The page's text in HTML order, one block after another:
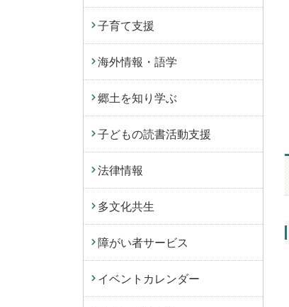
子育て支援
海外情報・語学
郷土を知り学ぶ
子どもの読書活動支援
法律情報
多文化共生
障がい者サービス
イベントカレンダー